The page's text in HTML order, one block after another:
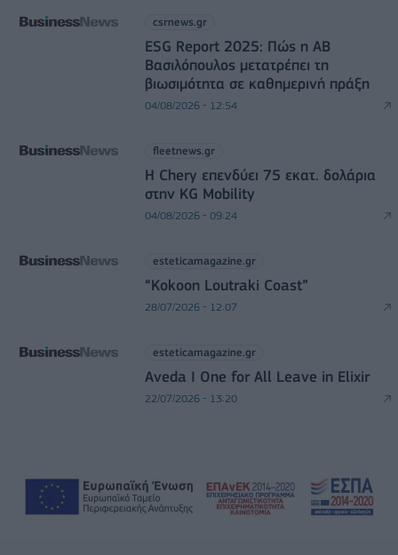
csrnews.gr
ESG Report 2025: Πώς η ΑΒ
Βασιλόπουλος μετατρέπει τη
βιωσιμότητα σε καθημερινή πράξη
04/08/2026 - 12:54
fleetnews.gr
Η Chery επενδύει 75 εκατ. δολάρια
στην KG Mobility
04/08/2026 - 09:24
esteticamagazine.gr
“Kokoon Loutraki Coast”
28/07/2026 - 12:07
esteticamagazine.gr
Aveda I One for All Leave in Elixir
22/07/2026 - 13:20